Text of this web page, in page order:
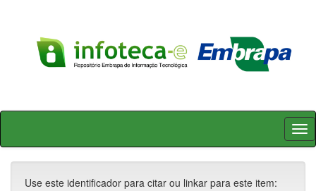
Skip
Use este identificador para citar ou linkar para este item: